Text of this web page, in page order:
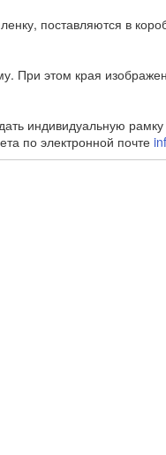
поставляются в
При этом края
индивидуальную
по электронной почте